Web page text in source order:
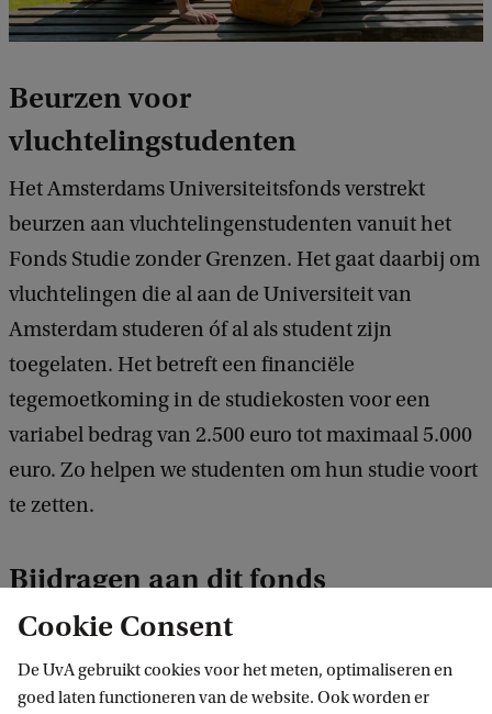
Beurzen voor
vluchtelingstudenten
Het Amsterdams Universiteitsfonds verstrekt
beurzen aan vluchtelingenstudenten vanuit het
Fonds Studie zonder Grenzen. Het gaat daarbij om
vluchtelingen die al aan de Universiteit van
Amsterdam studeren óf al als student zijn
toegelaten. Het betreft een financiële
tegemoetkoming in de studiekosten voor een
variabel bedrag van 2.500 euro tot maximaal 5.000
euro. Zo helpen we studenten om hun studie voort
te zetten.
Bijdragen aan dit fonds
Financiële bijdragen van onze donateurs zijn
onmisbaar om gevluchte studenten en
wetenschappers een veilige haven te kunnen
Cookie Consent
De UvA gebruikt cookies voor het meten, optimaliseren en
goed laten functioneren van de website. Ook worden er